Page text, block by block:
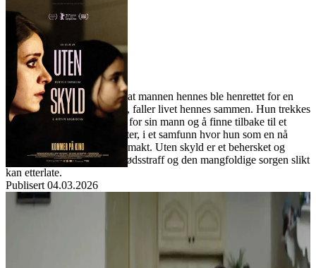
Forside Uten skyld
Uten skyld
Film
Når enken Mina blir fortalt at mannen hennes ble henrettet for en
forbrytelse han ikke begikk, faller livet hennes sammen. Hun trekkes
mellom å søke rettferdighet for sin mann og å finne tilbake til et
verdig liv med sin døve datter, i et samfunn hvor hun som en nå
enslig kvinne har svært lite makt. Uten skyld er et behersket og
hjerteskjærende studie av dødsstraff og den mangfoldige sorgen slikt
kan etterlate.
Publisert 04.03.2026